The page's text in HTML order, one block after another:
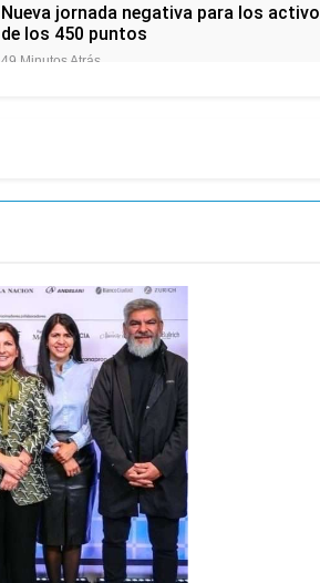
Nueva jornada negativa para los
de los 450 puntos
49 Minutos Atrás
El frío polar se instala en Buenos
El Senado aprobó la ley de
Incidentes frente al Congreso
enfrentamientos
15 Horas Atrás
La Fiscalía rechazó el pedido para
15 Horas Atrás
67 barrios full LED en Florencio Varela
16 Horas Atrás
El temporal se despide del AMBA:
16 Horas Atrás
Kicillof marchó contra la Ley de
17 Horas Atrás